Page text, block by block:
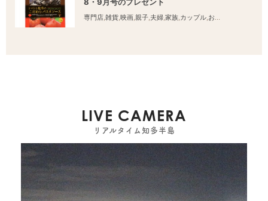
8・9月号のプレゼント
専門店,雑貨,映画,親子,夫婦,家族,カップル,おひとりさま
LIVE CAMERA
リアルタイム知多半島